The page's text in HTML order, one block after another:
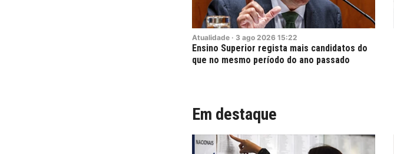
Atualidade · 3 ago 2026 15:22
Ensino Superior regista mais candidatos do
que no mesmo período do ano passado
Em destaque